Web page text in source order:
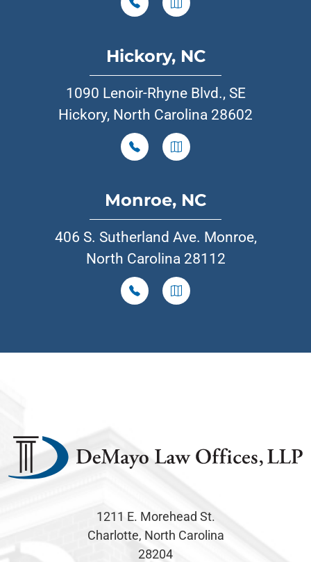
Hickory, NC
1090 Lenoir-Rhyne Blvd., SE
Hickory, North Carolina 28602
Monroe, NC
406 S. Sutherland Ave. Monroe,
North Carolina 28112
1211 E. Morehead St.
Charlotte, North Carolina
28204